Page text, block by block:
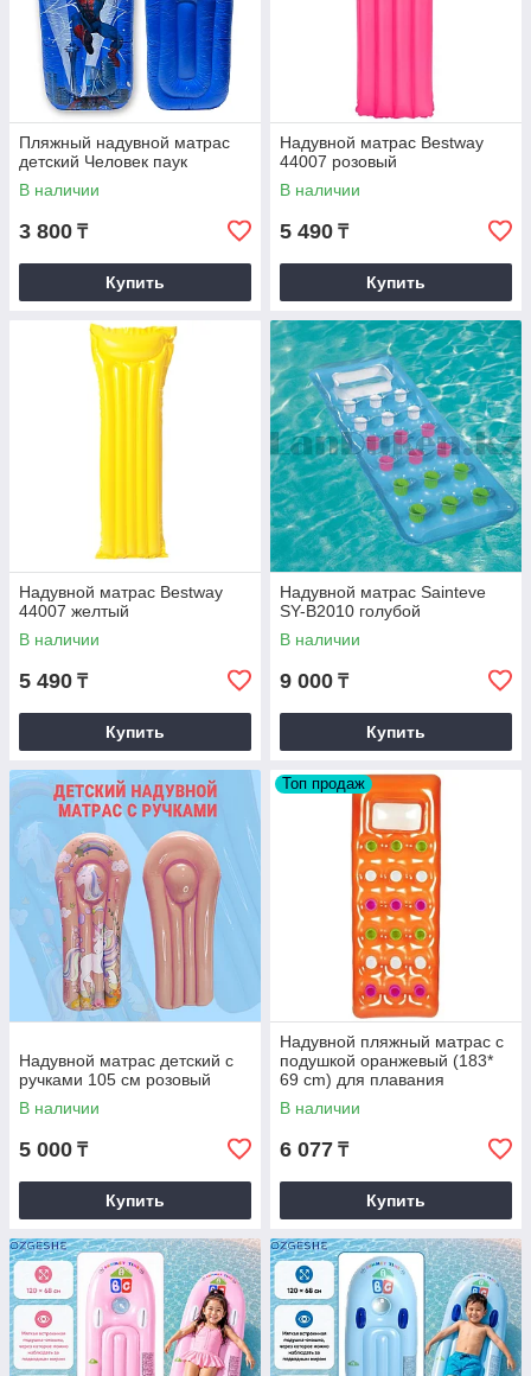
Пляжный надувной матрас
детский Человек паук
В наличии
3 800 ₸
Купить
Надувной матрас Bestway
44007 розовый
В наличии
5 490 ₸
Купить
Надувной матрас Bestway
44007 желтый
В наличии
5 490 ₸
Купить
Надувной матрас Sainteve
SY-B2010 голубой
В наличии
9 000 ₸
Купить
Надувной матраc детский с
ручками 105 см розовый
В наличии
5 000 ₸
Купить
Топ продаж
Надувной пляжный матрас с
подушкой оранжевый (183*
69 cm) для плавания
В наличии
6 077 ₸
Купить